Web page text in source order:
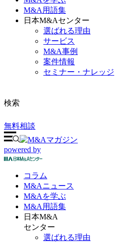
M&A用語集
日本M&Aセンター
選ばれる理由
サービス
M&A事例
案件情報
セミナー・ナレッジ
検索
無料相談
powered by
コラム
M&Aニュース
M&Aを学ぶ
M&A 用語集
日本M&A
センター
選ばれる理由